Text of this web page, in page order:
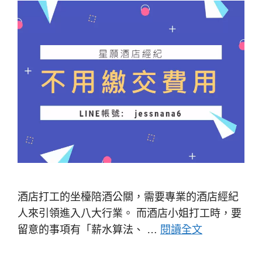
酒店打工的坐檯陪酒公關，需要專業的酒店經紀
人來引領進入八大行業。 而酒店小姐打工時，要
留意的事項有「薪水算法、 … 閱讀全文